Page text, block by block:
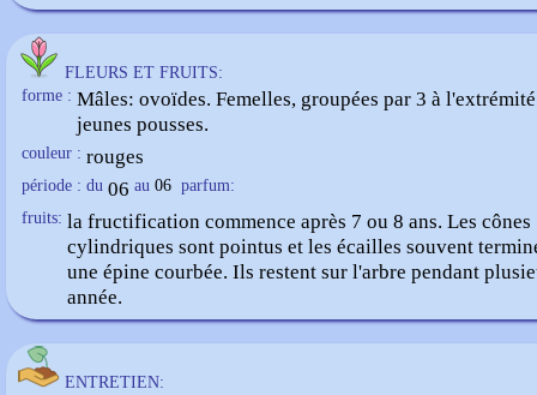
FLEURS ET FRUITS:
forme : Mâles: ovoïdes. Femelles, groupées par 3 à
jeunes pousses.
couleur : rouges
période : du 06 au 06 parfum:
fruits: la fructification commence après 7 ou 8 ans. Les cônes
cylindriques sont pointus et les écailles souvent
une épine courbée. Ils restent sur l'arbre pendant
année.
ENTRETIEN: